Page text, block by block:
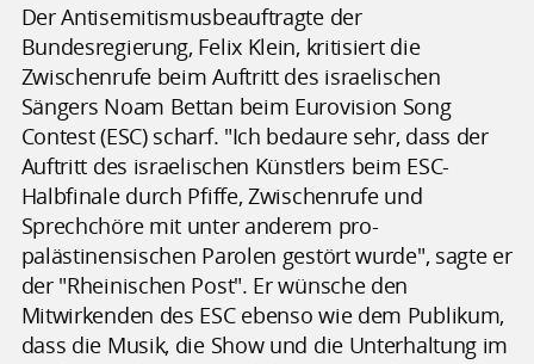
Der Antisemitismusbeauftragte der
Bundesregierung, Felix Klein, kritisiert die
Zwischenrufe beim Auftritt des israelischen
Sängers Noam Bettan beim Eurovision Song
Contest (ESC) scharf. "Ich bedaure sehr, dass der
Auftritt des israelischen Künstlers beim ESC-
Halbfinale durch Pfiffe, Zwischenrufe und
Sprechchöre mit unter anderem pro-
palästinensischen Parolen gestört wurde", sagte er
der "Rheinischen Post". Er wünsche den
Mitwirkenden des ESC ebenso wie dem Publikum,
dass die Musik, die Show und die Unterhaltung im